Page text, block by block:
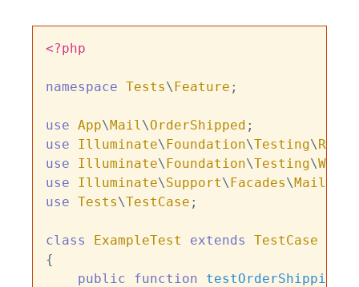
<?php
namespace Tests\Feature ;
use App\Mail \OrderShipped
use
Illuminate\Foundation\Testing\
use
Illuminate\Foundation\Testing\
use
Illuminate\Support\Facades\Mail
use Tests\TestCase ;
class ExampleTest extends
TestCase
{
public
function testOrderShipping